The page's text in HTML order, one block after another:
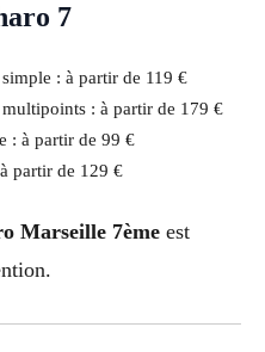
7
: à partir de 119 €
: à partir de 179 €
: à partir de 99 €
partir de 129 €
Marseille 7ème est